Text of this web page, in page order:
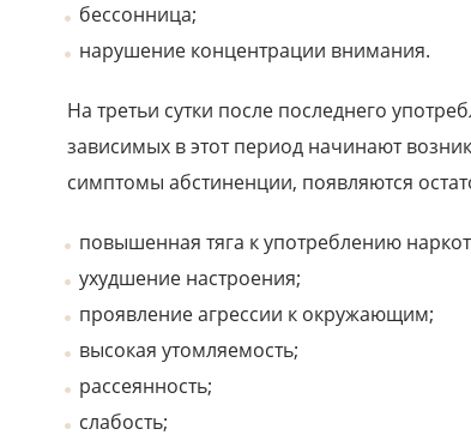
бессонница;
нарушение концентрации внимания.
На третьи сутки после последнего
зависимых в этот период начинают
симптомы абстиненции, появляются
повышенная тяга к употреблению
ухудшение настроения;
проявление агрессии к окружающим;
высокая утомляемость;
рассеянность;
слабость;
Даниил, 39 лет
Специалисты данного центра помогли мне
вернуть к жизни мою младшую сестру....
Очень рад, что